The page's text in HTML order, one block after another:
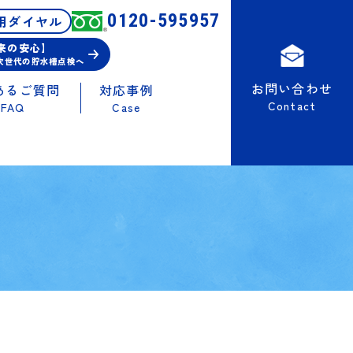
るご質問
FAQ
対応事例
Case
お問い合わせ
Contact
ダイヤル 0120-595957
の安心】
世代の貯水槽点検へ